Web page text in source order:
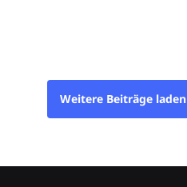
Weitere Beiträge laden